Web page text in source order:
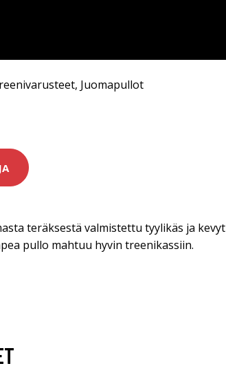
, Juomapullot
teräksestä valmistettu tyylikäs ja kevyt
pullo mahtuu hyvin treenikassiin.